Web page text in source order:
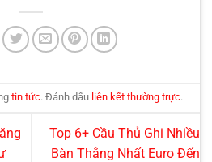
tin tức. Đánh dấu liên kết thường trực.
Top 6+ Cầu Thủ Ghi Nhiều
Bàn Thắng Nhất Euro Đến